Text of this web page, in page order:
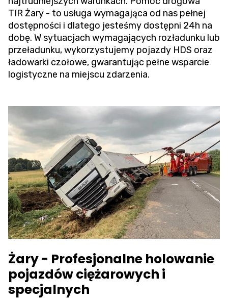
TIRŻary - to usługa wymagająca od nas pełnej
dostępności i dlatego jesteśmy dostępni 24h na
dobę. W sytuacjach wymagających rozładunku lub
przeładunku, wykorzystujemy pojazdy HDS oraz
ładowarki czołowe, gwarantując pełne wsparcie
logistyczne na miejscu zdarzenia.
Żary - Profesjonalne holowanie
pojazdów ciężarowych i
specjalnych